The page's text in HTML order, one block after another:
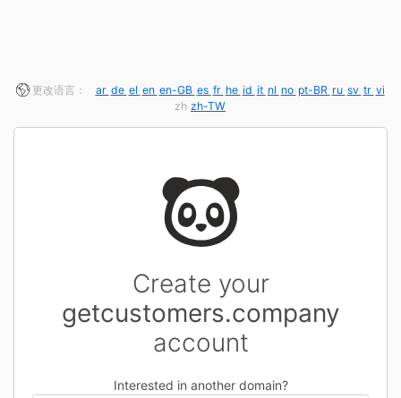
更改语言： ar de el en en-GB es fr he id it nl no pt-BR ru sv tr vi
zh zh-TW
Create your
getcustomers.company
account
Interested in another domain?